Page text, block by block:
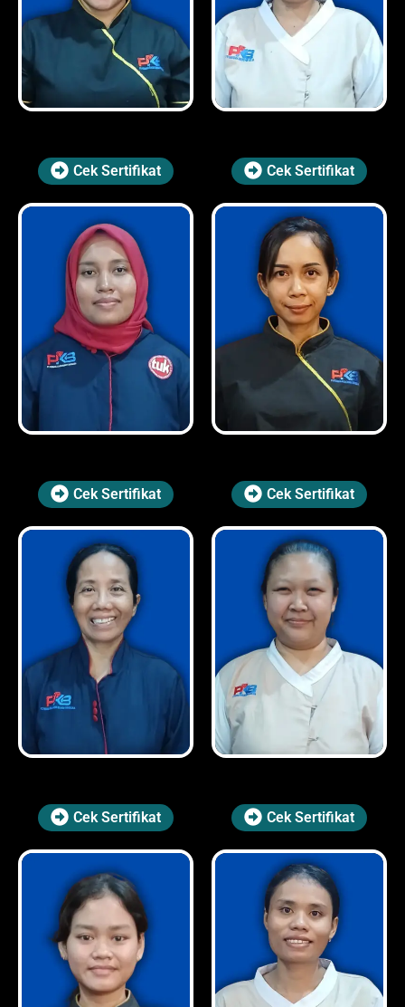
Cek Sertifikat Cek Sertifikat
Cek Sertifikat Cek Sertifikat
Cek Sertifikat Cek Sertifikat